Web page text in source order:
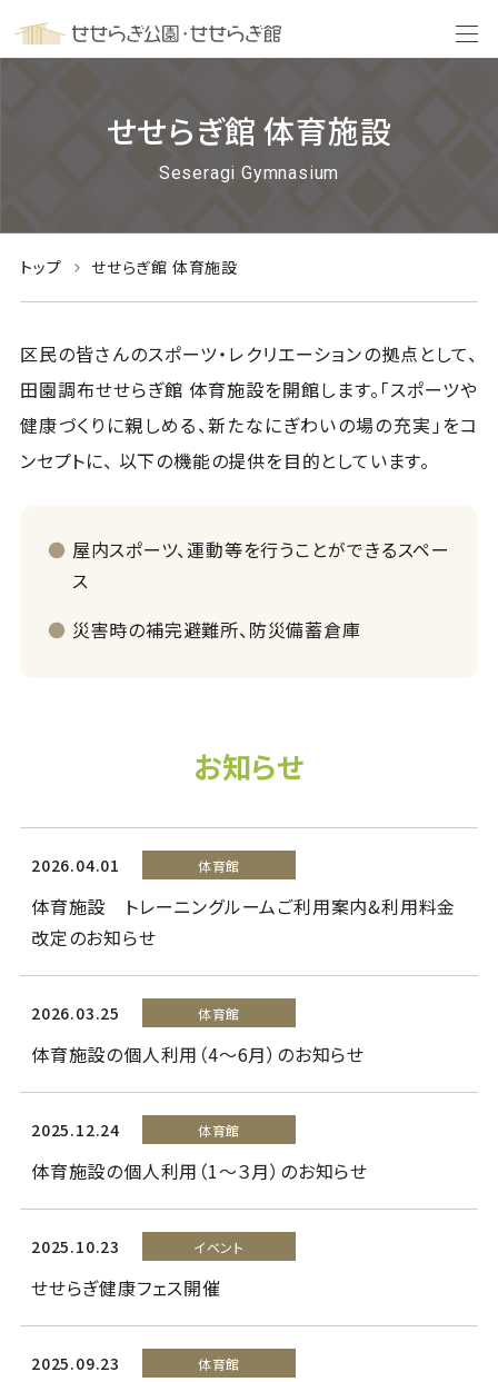
せせらぎ館 体育施設
Seseragi Gymnasium
トップ せせらぎ館 体育施設
区民の皆さんのスポーツ・レクリエーションの拠点として、
田園調布せせらぎ館 体育施設を開館します。「スポーツや
健康づくりに親しめる、新たなにぎわいの場の充実」をコ
ンセプトに、 以下の機能の提供を目的としています。
屋内スポーツ、運動等を行うことができるスペー
ス
災害時の補完避難所、防災備蓄倉庫
お知らせ
2026.04.01 体育館
体育施設 トレーニングルームご利用案内&利用料金
改定のお知らせ
2026.03.25 体育館
体育施設の個人利用（4～6月）のお知らせ
2025.12.24 体育館
体育施設の個人利用（1～３月）のお知らせ
2025.10.23 イベント
せせらぎ健康フェス開催
2025.09.23 体育館